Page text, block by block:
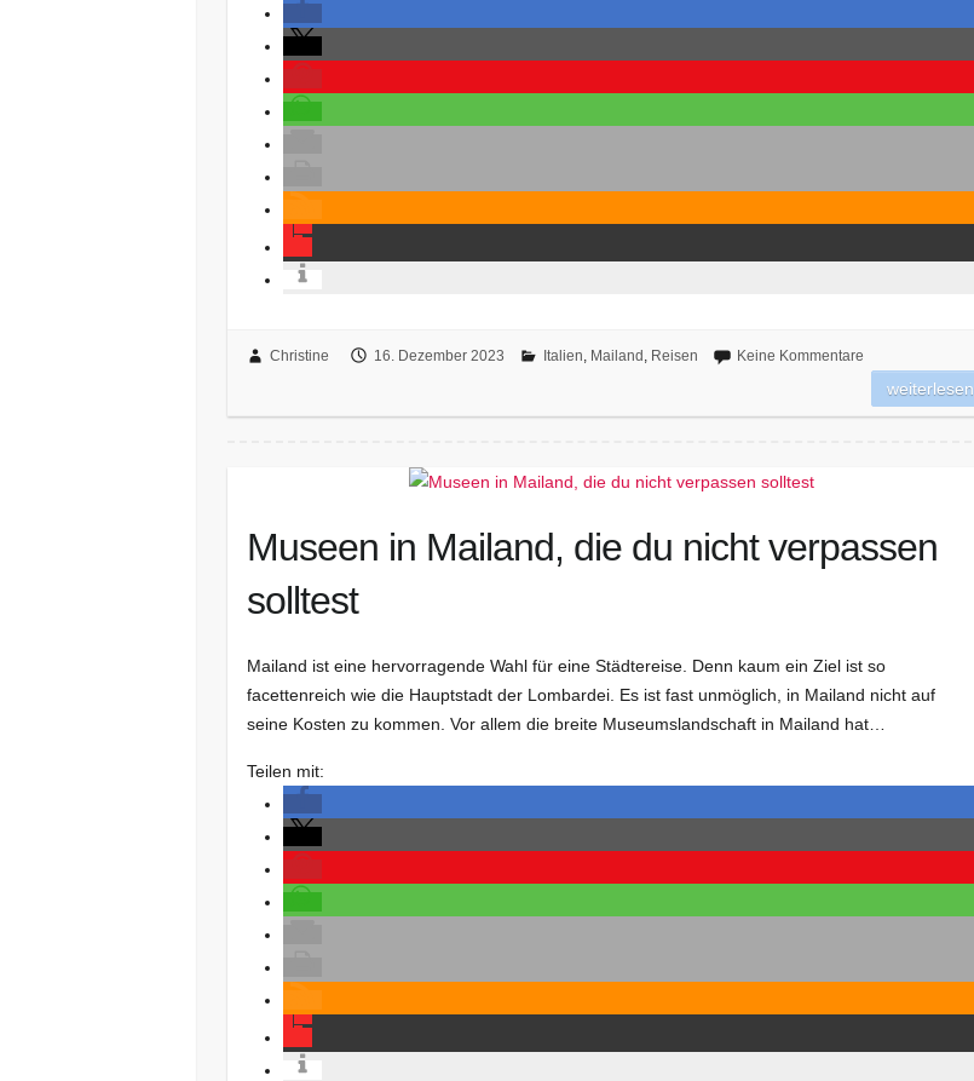
Christine 16. Dezember 2023 Italien, Mailand , Reisen Keine Kommentare
weiterlesen
Museen in Mailand, die du nicht verpassen
solltest
Mailand ist eine hervorragende Wahl für eine Städtereise. Denn kaum ein Ziel ist so
facettenreich wie die Hauptstadt der Lombardei. Es ist fast unmöglich, in Mailand nicht auf
seine Kosten zu kommen. Vor allem die breite Museumslandschaft in Mailand hat…
Teilen mit: